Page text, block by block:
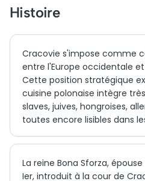
Histoire
Cracovie s'impose comme
entre l'Europe occidentale
Cette position stratégique
cuisine polonaise intègre
slaves, juives, hongroises,
toutes encore lisibles dans
La reine Bona Sforza,
Ier, introduit à la cour de